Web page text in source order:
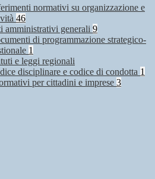
normativi su organizzazione e
46
amministrativi generali 9
di programmazione strategico-
1
e leggi regionali
disciplinare e codice di condotta 1
per cittadini e imprese 3